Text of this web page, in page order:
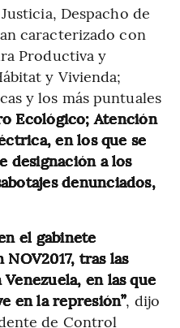
Despacho de
caracterizado con
Productiva y
y Vivienda;
y los más puntuales
Ecológico; Atención
en los que se
designación a los
denunciados,
el gabinete
tras las
en las que
en la represión”, dijo
de Control